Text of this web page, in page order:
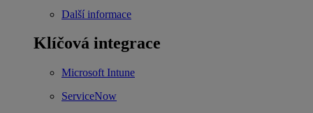
Další informace
Klíčová integrace
Microsoft Intune
ServiceNow